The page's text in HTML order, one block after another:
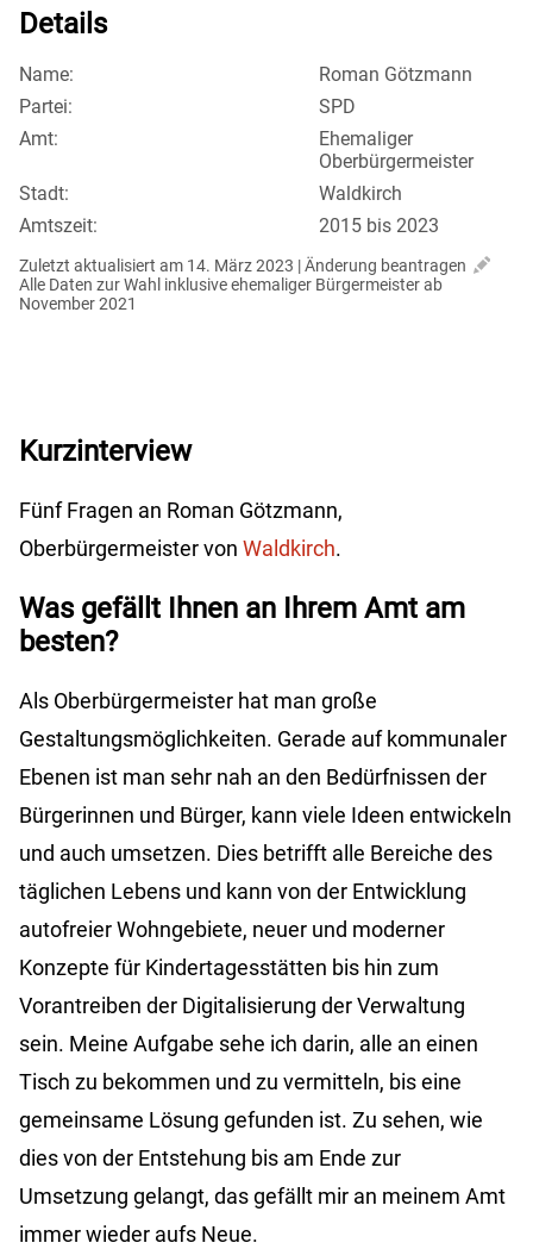
Details
Name:
Roman Götzmann
Partei:
SPD
Amt:
Ehemaliger
Oberbürgermeister
Stadt:
Waldkirch
Amtszeit:
2015 bis 2023
Zuletzt aktualisiert am 14. März 2023 | Änderung beantragen
Alle Daten zur Wahl inklusive ehemaliger Bürgermeister ab
November 2021
Kurzinterview
Fünf Fragen an Roman Götzmann,
Oberbürgermeister von Waldkirch.
Was gefällt Ihnen an Ihrem Amt am
besten?
Als Oberbürgermeister hat man große
Gestaltungsmöglichkeiten. Gerade auf kommunaler
Ebenen ist man sehr nah an den Bedürfnissen der
Bürgerinnen und Bürger, kann viele Ideen entwickeln
und auch umsetzen. Dies betrifft alle Bereiche des
täglichen Lebens und kann von der Entwicklung
autofreier Wohngebiete, neuer und moderner
Konzepte für Kindertagesstätten bis hin zum
Vorantreiben der Digitalisierung der Verwaltung
sein. Meine Aufgabe sehe ich darin, alle an einen
Tisch zu bekommen und zu vermitteln, bis eine
gemeinsame Lösung gefunden ist. Zu sehen, wie
dies von der Entstehung bis am Ende zur
Umsetzung gelangt, das gefällt mir an meinem Amt
immer wieder aufs Neue.